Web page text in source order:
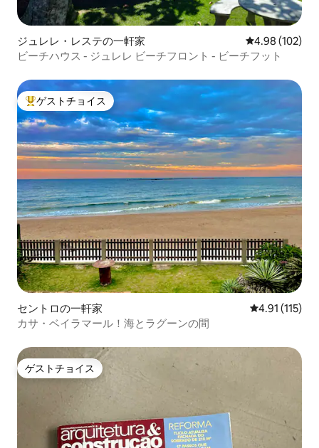
ジュレレ・レステの一軒家 レビュー102
4.98 (102)
ビーチハウス - ジュレレ ビーチフロント - ビーチフット
大好評のゲストチョイスです。
ゲストチョイス
セントロの一軒家 レビュー115
4.91 (115)
カサ・ベイラマール！海とラグーンの間
ゲストチョイス
ゲストチョイス